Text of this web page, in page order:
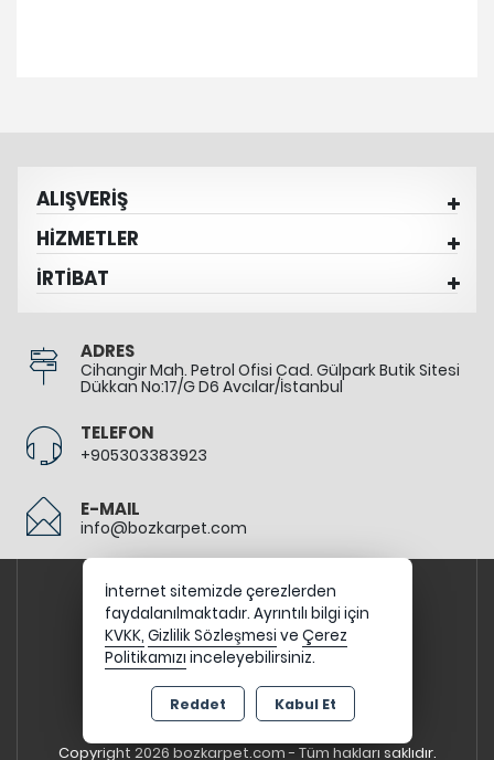
ALIŞVERİŞ
HİZMETLER
İRTİBAT
ADRES
Cihangir Mah. Petrol Ofisi Cad. Gülpark Butik Sitesi
Dükkan No:17/G D6 Avcılar/İstanbul
TELEFON
+905303383923
E-MAIL
info@bozkarpet.com
Copyright 2026 bozkarpet.com - Tüm hakları saklıdır.
İnternet sitemizde çerezlerden
faydalanılmaktadır. Ayrıntılı bilgi için
KVKK, Gizlilik Sözleşmesi ve Çerez
Politikamızı inceleyebilirsiniz.
Reddet Kabul Et